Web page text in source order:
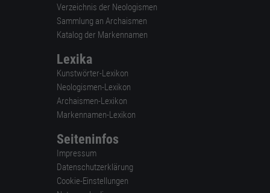
Verzeichnis der Neologismen
Sammlung an Archaismen
Katalog der Markennamen
Lexika
Kunstwörter-Lexikon
Neologismen-Lexikon
Archaismen-Lexikon
Markennamen-Lexikon
Seiteninfos
Impressum
Datenschutzerklärung
Cookie-Einstellungen